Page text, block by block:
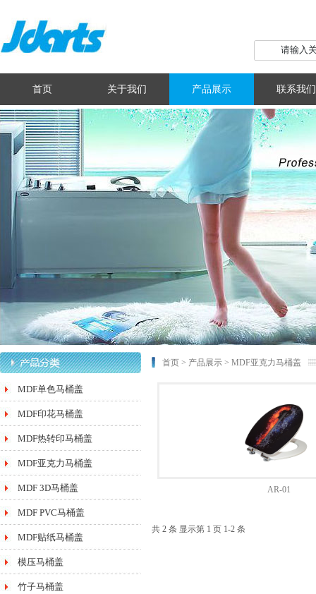
首页 关于我们 产品展示 联系我们
MDF单色马桶盖
MDF印花马桶盖
MDF热转印马桶盖
MDF亚克力马桶盖
MDF 3D马桶盖
MDF PVC马桶盖
MDF贴纸马桶盖
模压马桶盖
竹子马桶盖
首页 > 产品展示 > MDF亚克力马桶盖
AR-01
共 2 条 显示第 1 页 1-2 条